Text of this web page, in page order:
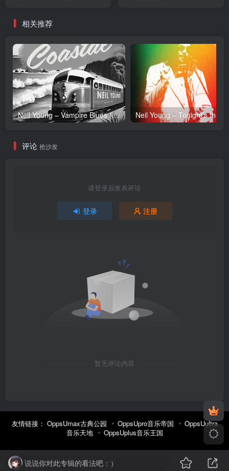
相关推荐
Neil Young – Vampire Blues (Live) – Single(054391239303)【24bit／96.0kHz】土耳其区
评论 抢沙发
请登录后发表评论
登录 注册
暂无评论内容
友情链接： OppsUmax古典公园 OppsUpro音乐帝国
OppsUultra
音乐天地
OppsUplus音乐王国
说说你对此专辑的看法吧：）